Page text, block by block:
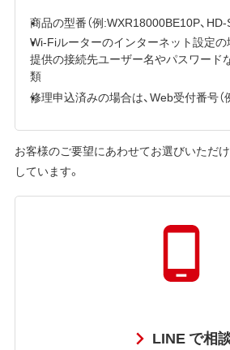
商品の型番（例:WXR18000BE10P、HD-
Wi-Fiルーターのインターネット設定の
提供の接続先ユーザー名やパスワード
類
修理申込済みの場合は、Web受付番号（
お客様のご要望にあわせてお選びいただ
しています。
LINE で相